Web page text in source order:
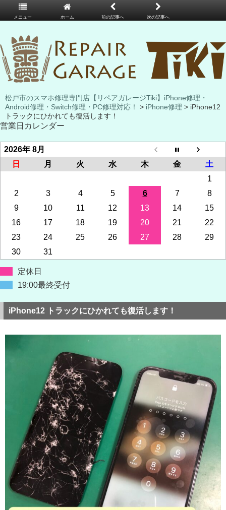
松戸市のスマホ修理専門店【リペアガレージTiki】iPhone修理・
Android修理・Switch修理・PC修理対応！
> iPhone修理 > iPhone12
トラックにひかれても復活します！
営業日カレンダー
2026年 8月
日
月 火 水 木 金
土
1
2
3 4 5 6 7
8
9
10 11 12 13 14
15
16
17 18 19 20 21
22
23
24 25 26 27 28
29
30
31
定休日
19:00最終受付
iPhone12 トラックにひかれても復活します！
メニュー ホーム 前の記事へ 次の記事へ